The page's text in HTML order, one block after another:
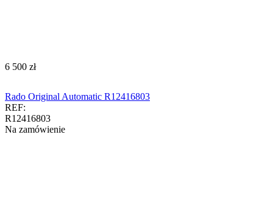
‍6 500‍ zł
Rado Original Automatic R12416803
REF:
R12416803
Na zamówienie